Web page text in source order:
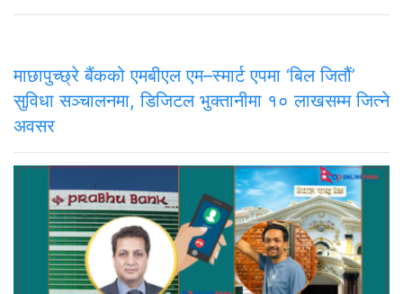
माछापुच्छ्रे बैंकको एमबीएल एम–स्मार्ट एपमा ‘बिल जितौं’
सुविधा सञ्चालनमा, डिजिटल भुक्तानीमा १० लाखसम्म जित्ने
अवसर